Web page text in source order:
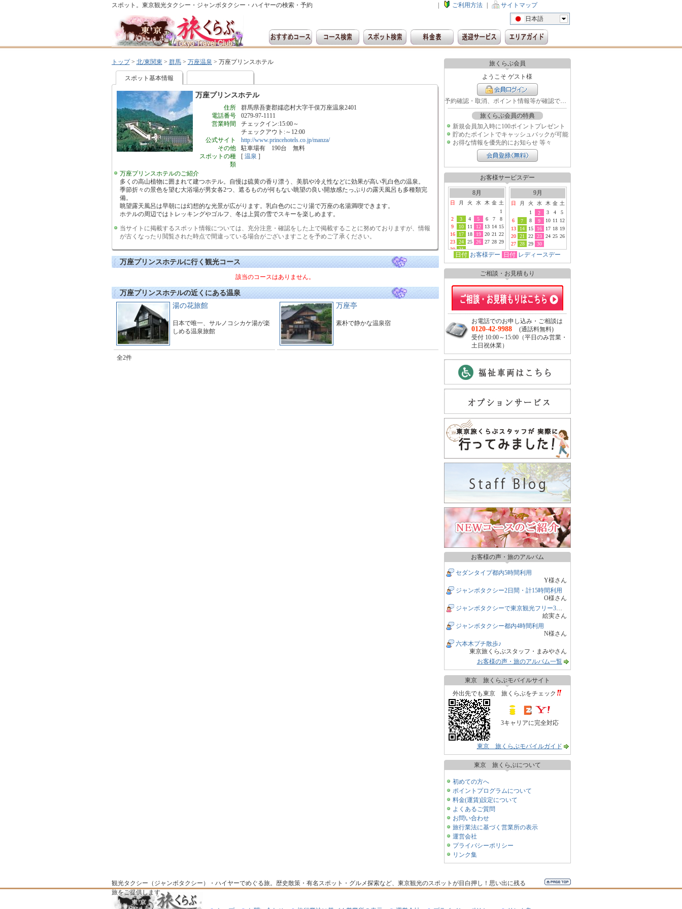
スポット。東京観光タクシー・ジャンボタクシー・ハイヤーの検索・予約 ご利用方法
サイトマップ
日本語
トップ> 北/東関東 > 群馬> 万座温泉 > 万座プリンスホテル
スポット基本情報
万座プリンスホテル
住所
群馬県吾妻郡嬬恋村大字干俣万座温泉2401
電話番号
0279-97-1111
営業時間
チェックイン:15:00～
チェックアウト:～12:00
公式サイト
http://www.princehotels.co.jp/manza/
その他
駐車場有 190台 無料
スポットの種
類
[ 温泉 ]
万座プリンスホテルのご紹介
多くの高山植物に囲まれて建つホテル。自慢は硫黄の香り漂う、美肌や冷え性などに効果が高い乳白色の温泉。
季節折々の景色を望む大浴場が男女各2つ、遮るものが何もない眺望の良い開放感たっぷりの露天風呂も多種類完
備。
眺望露天風呂は早朝には幻想的な光景が広がります。乳白色のにごり湯で万座の名湯満喫できます。
ホテルの周辺ではトレッキングやゴルフ、冬は上質の雪でスキーを楽しめます。
当サイトに掲載するスポット情報については、充分注意・確認をした上で掲載することに努めておりますが、情報
が古くなったり閲覧された時点で間違っている場合がございますことを予めご了承ください。
万座プリンスホテルに行く観光コース
該当のコースはありません。
万座プリンスホテルの近くにある温泉
湯の花旅館
日本で唯一、サルノコシカケ湯が楽
しめる温泉旅館
万座亭
素朴で静かな温泉宿
全2件
旅くらぶ会員
ようこそ ゲスト様
予約確認・取消、ポイント情報等が確認できます
旅くらぶ会員の特典
新規会員加入時に100ポイントプレゼント
貯めたポイントでキャッシュバックが可能
お得な情報を優先的にお知らせ 等々
お客様サービスデー
8月
日 月 火 水 木 金 土
1
2
3 4 5 6 7
8
9
10 11 12 13 14 15
16
17 18 19 20 21 22
23
24 25 26 27 28 29
30
31
9月
日 月 火 水 木 金 土
1
2 3 4
5
6
7 8 9 10 11
12
13
14 15 16 17 18 19
20
21 22 23 24 25 26
27
28 29 30
日付 お客様デー 日付 レディースデー
ご相談・お見積もり
お電話でのお申し込み・ご相談は
0120-42-9988 (通話料無料)
受付 10:00～15:00（平日のみ営業・
土日祝休業）
お客様の声・旅のアルバム
セダンタイプ都内5時間利用
Y様さん
ジャンボタクシー2日間・計15時間利用
O様さん
ジャンボタクシーで東京観光フリー3時間
絵実さん
ジャンボタクシー都内4時間利用
N様さん
六本木プチ散歩♪
東京旅くらぶスタッフ・まみやさん
お客様の声・旅のアルバム一覧
東京 旅くらぶモバイルサイト
外出先でも東京 旅くらぶをチェック
3キャリアに完全対応
東京 旅くらぶモバイルガイド
東京 旅くらぶについて
初めての方へ
ポイントプログラムについて
料金(運賃)設定について
よくあるご質問
お問い合わせ
旅行業法に基づく営業所の表示
運営会社
プライバシーポリシー
リンク集
観光タクシー（ジャンボタクシー）・ハイヤーでめぐる旅。歴史散策・有名スポット・グルメ探索など、東京観光のスポットが目白押し！思い出に残る
旅をご提供します。